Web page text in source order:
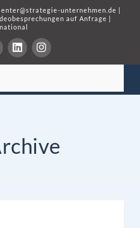
enter@strategie-unternehmen.de |
auf Anfrage |